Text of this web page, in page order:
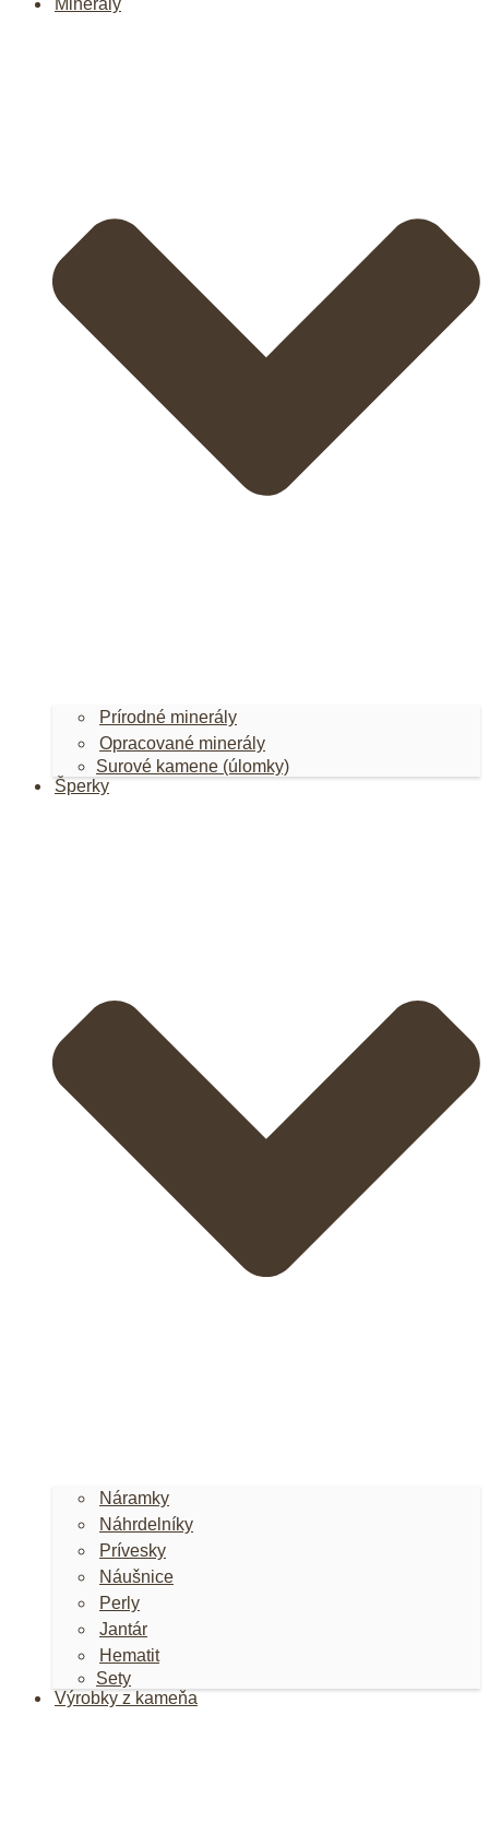
Minerály
Prírodné minerály
Opracované minerály
Surové kamene (úlomky)
Šperky
Náramky
Náhrdelníky
Prívesky
Náušnice
Perly
Jantár
Hematit
Sety
Výrobky z kameňa